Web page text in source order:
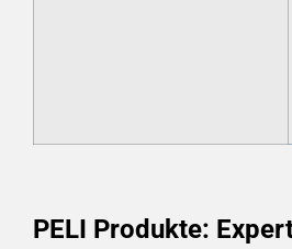
PELI Produkte: